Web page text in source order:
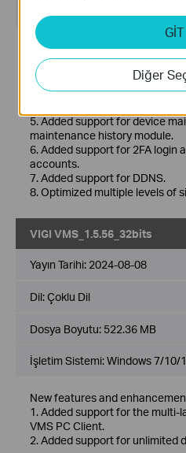
İşletim Sistemi: Windows 7/
New Features&
1. Optimized playback module.
2. Added support for custom
3. Optimized device
5. Added support for device
maintenance history module.
6. Added support for 2FA login
accounts.
7. Added support for DDNS.
8. Optimized multiple levels of
VIGI VMS_1.5.56_32bits
Yayın Tarihi: 2024-08-08
Dil:Çoklu Dil
Dosya Boyutu: 522.36 MB
İşletim Sistemi: Windows 7/10/
New features and
1. Added support for the multi-
VMS PC Client.
2. Added support for unlimited
GİT
Diğer